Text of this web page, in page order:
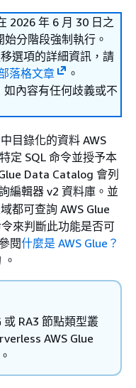
2026 年 6 月 30 日之
分階段強制執行。
選項的詳細資訊，請
落格文章
。
內容有任何歧義或不
目錄化的資料 AWS
定 SQL 命令並授予本
Data Catalog 會列
編輯器 v2 資料庫。並
都可查詢 AWS Glue
來判斷此功能是否可
閱什麼是 AWS Glue？
RA3 節點類型叢
AWS Glue